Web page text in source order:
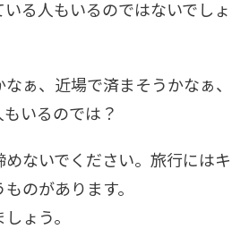
る人もいるのではないでしょ
ぁ、近場で済まそうかなぁ、
いるのでは？
ないでください。旅行にはキ
のがあります。
ょう。